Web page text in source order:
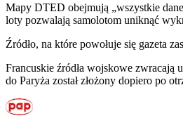
Mapy DTED obejmują „wszystkie
loty pozwalają samolotom uniknąć
Źródło, na które powołuje się gazeta
Francuskie źródła wojskowe zwracają
do Paryża został złożony dopiero po